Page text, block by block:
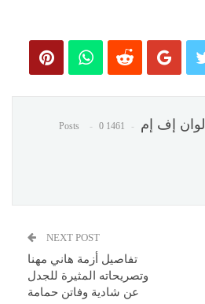
إف إم 1461 Posts
0
NEXT POST
تفاصيل أزمة هاني مهنا
وتصريحاته المثيرة للجدل
عن شادية وفاتن حمامة